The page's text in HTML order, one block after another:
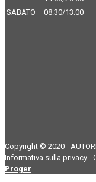
SABATO
08:30/13:00
Copyright © 2020 -
Informativa sulla privacy -
Proger